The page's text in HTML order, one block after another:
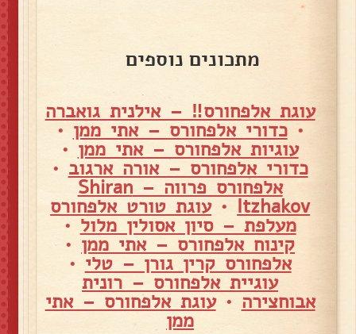
מתכונים נוספים
עוגת אלפחורס‼ – אילנית גואברה
•כדורי אלפחורס – אתי ממן •
עוגיות אלפחורס – אתי ממן •
כדורי אלפחורס – אורה ארגוב •
אלפחורס פרווה – Shiran
Itzhakov
•עוגת טורט אלפחורס
מעלפת – סיון אסולין מלול •
קינוח אלפחורס – אתי ממן •
אלפחורס קרין גורן – טלי •
עוגיית אלפחורס – רונית
אבוחצירה •עוגת אלפחורס – אתי
ממן